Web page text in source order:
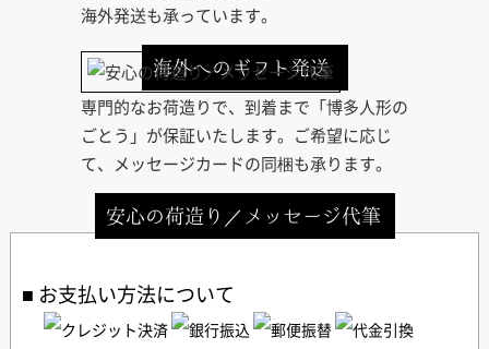
海外へのギフト発送
海外発送も承っています。
安心の荷造り／メッセージ代筆
専門的なお荷造りで、到着まで「博多人形の
ごとう」が保証いたします。ご希望に応じ
て、メッセージカードの同梱も承ります。
お支払い方法について